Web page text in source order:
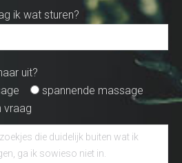
ik wat sturen?
uit?
spannende massage
vraag